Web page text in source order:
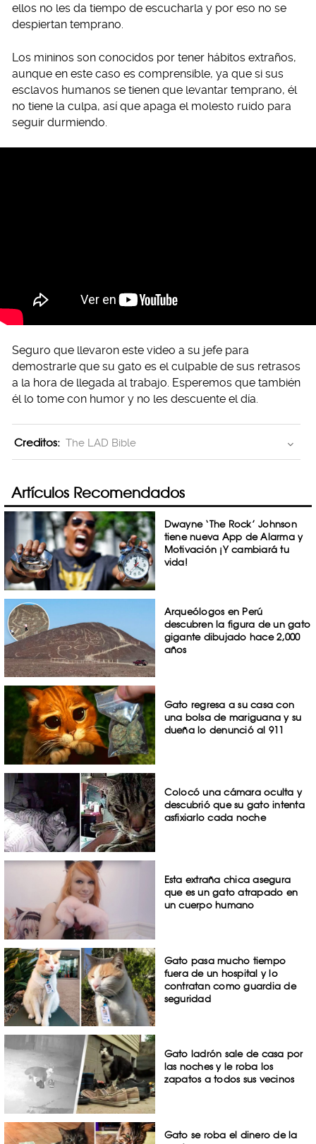
ellos no les da tiempo de escucharla y por eso no se
despiertan temprano.
Los mininos son conocidos por tener hábitos extraños,
aunque en este caso es comprensible, ya que si sus
esclavos humanos se tienen que levantar temprano, él
no tiene la culpa, así que apaga el molesto ruido para
seguir durmiendo.
Seguro que llevaron este video a su jefe para
demostrarle que su gato es el culpable de sus retrasos
a la hora de llegada al trabajo. Esperemos que también
él lo tome con humor y no les descuente el día.
Creditos: The LAD Bible
Artículos Recomendados
Dwayne ‘The Rock’ Johnson
tiene nueva App de Alarma y
Motivación ¡Y cambiará tu
vida!
Arqueólogos en Perú
descubren la figura de un gato
gigante dibujado hace 2,000
años
Gato regresa a su casa con
una bolsa de mariguana y su
dueña lo denunció al 911
Colocó una cámara oculta y
descubrió que su gato intenta
asfixiarlo cada noche
Esta extraña chica asegura
que es un gato atrapado en
un cuerpo humano
Gato pasa mucho tiempo
fuera de un hospital y lo
contratan como guardia de
seguridad
Gato ladrón sale de casa por
las noches y le roba los
zapatos a todos sus vecinos
Gato se roba el dinero de la